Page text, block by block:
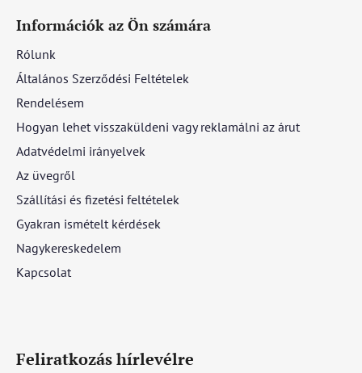
Információk az Ön számára
Rólunk
Általános Szerződési Feltételek
Rendelésem
Hogyan lehet visszaküldeni vagy reklamálni az árut
Adatvédelmi irányelvek
Az üvegről
Szállítási és fizetési feltételek
Gyakran ismételt kérdések
Nagykereskedelem
Kapcsolat
Feliratkozás hírlevélre